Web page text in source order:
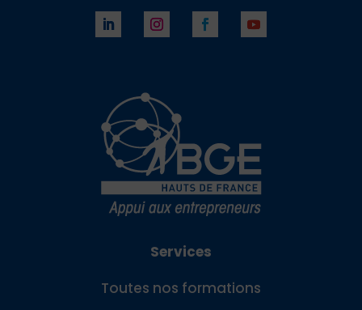
Services
Toutes nos formations